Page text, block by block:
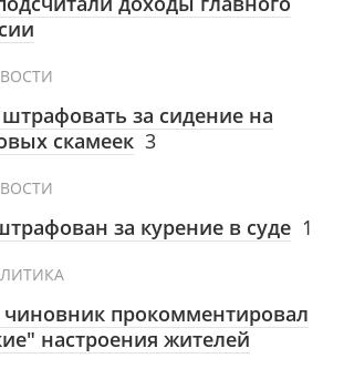
штрафовать за сидение на
скамеек 3
за курение в суде 1
прокомментировал
настроения жителей